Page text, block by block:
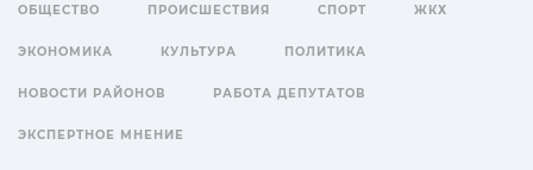
ОБЩЕСТВО ПРОИСШЕСТВИЯ СПОРТ ЖКХ
ЭКОНОМИКА КУЛЬТУРА ПОЛИТИКА
НОВОСТИ РАЙОНОВ РАБОТА ДЕПУТАТОВ
ЭКСПЕРТНОЕ МНЕНИЕ